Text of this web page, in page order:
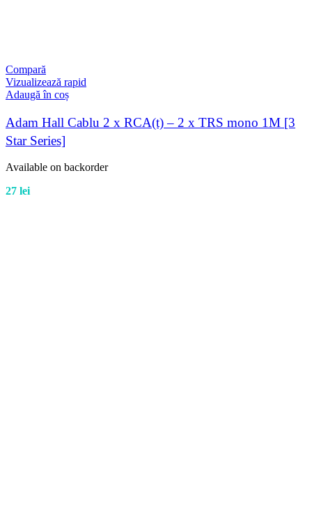
Compară
Vizualizează rapid
Adaugă în coș
Adam Hall Cablu 2 x RCA(t) – 2 x TRS mono 1M [3
Star Series]
Available on backorder
27 lei